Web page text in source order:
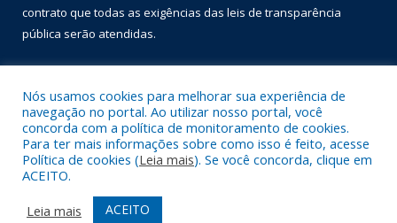
contrato que todas as exigências das leis de transparência
pública serão atendidas.
Todos os direitos reservados a Prefeitura Municipal de Óbidos.
Mapa do Site
Acessar Área Administrativa
Nós usamos cookies para melhorar sua experiência de
navegação no portal. Ao utilizar nosso portal, você
concorda com a política de monitoramento de cookies.
Para ter mais informações sobre como isso é feito, acesse
Política de cookies (Leia mais). Se você concorda, clique em
ACEITO.
Leia mais
ACEITO